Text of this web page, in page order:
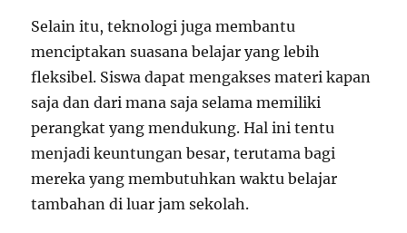
Selain itu, teknologi juga membantu
menciptakan suasana belajar yang lebih
fleksibel. Siswa dapat mengakses materi kapan
saja dan dari mana saja selama memiliki
perangkat yang mendukung. Hal ini tentu
menjadi keuntungan besar, terutama bagi
mereka yang membutuhkan waktu belajar
tambahan di luar jam sekolah.